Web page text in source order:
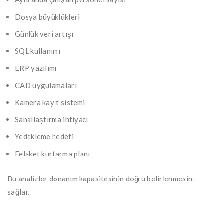
Dosya büyüklükleri
Günlük veri artışı
SQL kullanımı
ERP yazılımı
CAD uygulamaları
Kamera kayıt sistemi
Sanallaştırma ihtiyacı
Yedekleme hedefi
Felaket kurtarma planı
Bu analizler donanım kapasitesinin doğru belirlenmesini
sağlar.